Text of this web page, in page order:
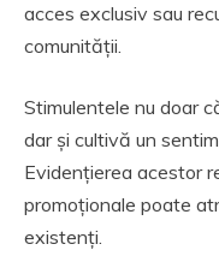
acces exclusiv sau
comunității.
Stimulentele nu doar
dar și cultivă un
Evidențierea acestor
promoționale poate
existenți.